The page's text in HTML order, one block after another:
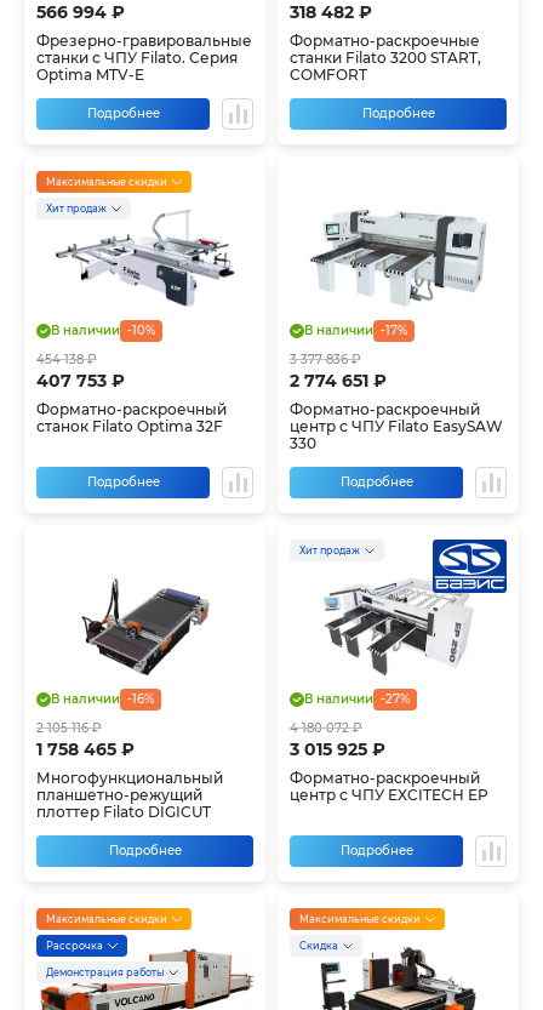
566 994 ₽
Фрезерно-гравировальные
станки с ЧПУ Filato. Серия
Optima MTV-E
Подробнее
318 482 ₽
Форматно-раскроечные
станки Filato 3200 START,
COMFORT
Подробнее
Максимальные скидки
Хит продаж
-10%
В наличии
407 753 ₽
454 138 ₽
Форматно-раскроечный
станок Filato Optima 32F
Подробнее
-17%
В наличии
2 774 651 ₽
3 377 836 ₽
Форматно-раскроечный
центр с ЧПУ Filato EasySAW
330
Подробнее
-16%
В наличии
1 758 465 ₽
2 105 116 ₽
Многофункциональный
планшетно-режущий
плоттер Filato DIGICUT
Подробнее
Хит продаж
-27%
В наличии
3 015 925 ₽
4 180 072 ₽
Форматно-раскроечный
центр с ЧПУ EXCITECH EP
Подробнее
Максимальные скидки
Рассрочка
Демонстрация работы
Максимальные скидки
Скидка